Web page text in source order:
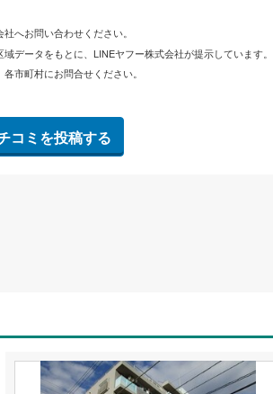
へお問い合わせください。
域データをもとに、LINEヤフー株式会社が提示しています。
市町村にお問合せください。
コミを投稿する